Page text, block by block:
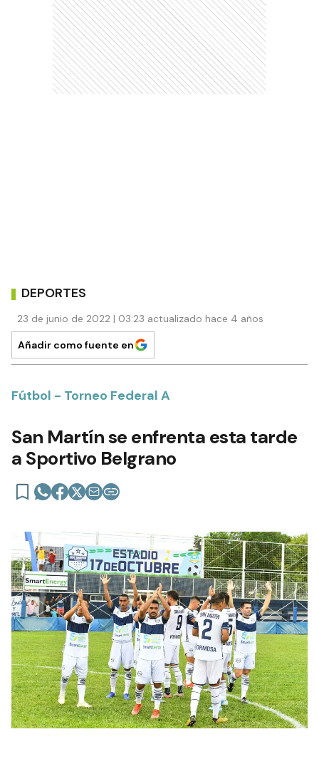
DEPORTES
23 de junio de 2022 | 03:23 actualizado hace 4 años
Añadir como fuente en
Fútbol - Torneo Federal A
San Martín se enfrenta esta tarde
a Sportivo Belgrano